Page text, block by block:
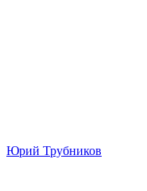
Юрий Трубников